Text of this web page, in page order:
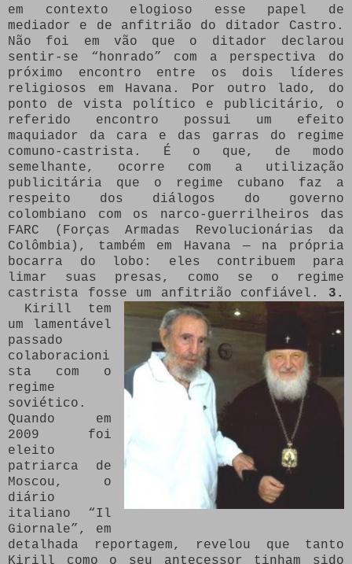
em contexto elogioso esse papel de
mediador e de anfitrião do ditador Castro.
Não foi em vão que o ditador declarou
sentir-se “honrado” com a perspectiva do
próximo encontro entre os dois líderes
religiosos em Havana. Por outro lado, do
ponto de vista político e publicitário, o
referido encontro possui um efeito
maquiador da cara e das garras do regime
comuno-castrista. É o que, de modo
semelhante, ocorre com a utilização
publicitária que o regime cubano faz a
respeito dos diálogos do governo
colombiano com os narco-guerrilheiros das
FARC (Forças Armadas Revolucionárias da
Colômbia), também em Havana — na própria
bocarra do lobo: eles contribuem para
limar suas presas, como se o regime
castrista fosse um anfitrião confiável.
3.
Kirill tem
um lamentável
passado
colaboracioni
sta com o
regime
soviético.
Quando em
2009 foi
eleito
patriarca de
Moscou, o
diário
italiano “Il
Giornale”, em
detalhada reportagem, revelou que tanto
Kirill como o seu antecessor tinham sido